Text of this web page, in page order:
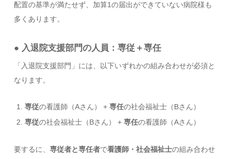
配置の基準が満たせず、加算1の届出ができていない病院様も
多くあります。
● 入退院支援部門の人員：専従＋専任
「入退院支援部門」には、以下いずれかの組み合わせが必須と
なります。
専従の看護師（Aさん） +専任の社会福祉士（Bさん）
専従の社会福祉士（Bさん） +専任の看護師（Aさん）
要するに、専従者と専任者で看護師・社会福祉士の組み合わせ